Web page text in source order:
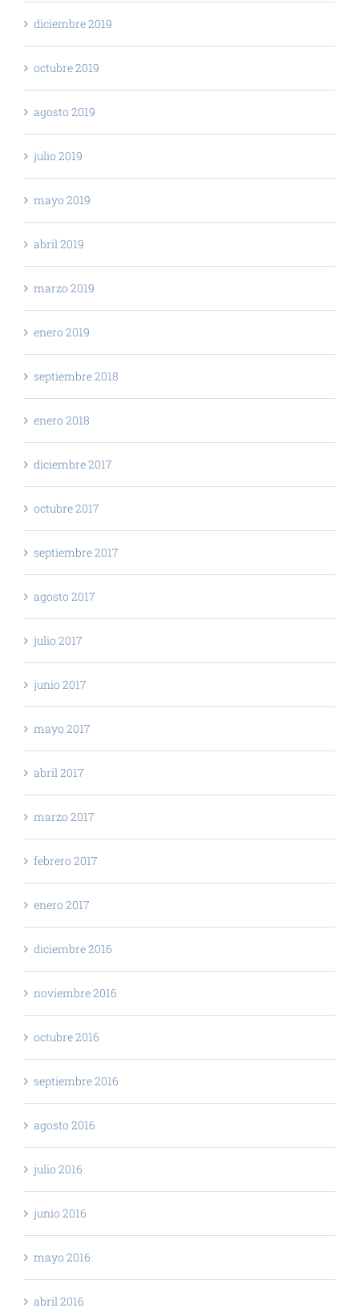
diciembre 2019
octubre 2019
agosto 2019
julio 2019
mayo 2019
abril 2019
marzo 2019
enero 2019
septiembre 2018
enero 2018
diciembre 2017
octubre 2017
septiembre 2017
agosto 2017
julio 2017
junio 2017
mayo 2017
abril 2017
marzo 2017
febrero 2017
enero 2017
diciembre 2016
noviembre 2016
octubre 2016
septiembre 2016
agosto 2016
julio 2016
junio 2016
mayo 2016
abril 2016